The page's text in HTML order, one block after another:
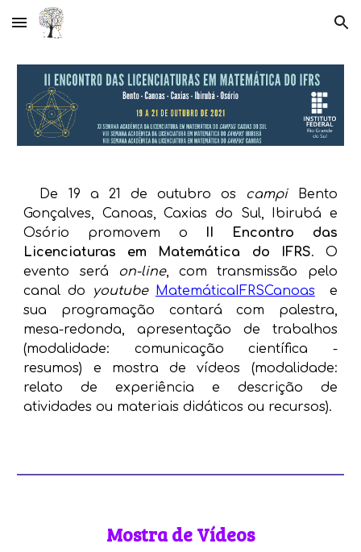
Skip to main content Skip to navigation
De 19 a 21 de outubro os campi
Bento
Gonçalves, Canoas, Caxias do Sul, Ibirubá e
Osório promovem o
II Encontro das
Licenciaturas em Matemática do IFRS. O
evento será
on-line, com transmissão pelo
canal do
youtube MatemáticaIFRSCanoas
e
sua programação contará com palestra,
mesa-redonda, apresentação de trabalhos
(modalidade: comunicação científica -
resumos) e mostra de vídeos (modalidade:
relato de experiência e descrição de
atividades ou materiais didáticos ou recursos).
Mostra de Vídeos